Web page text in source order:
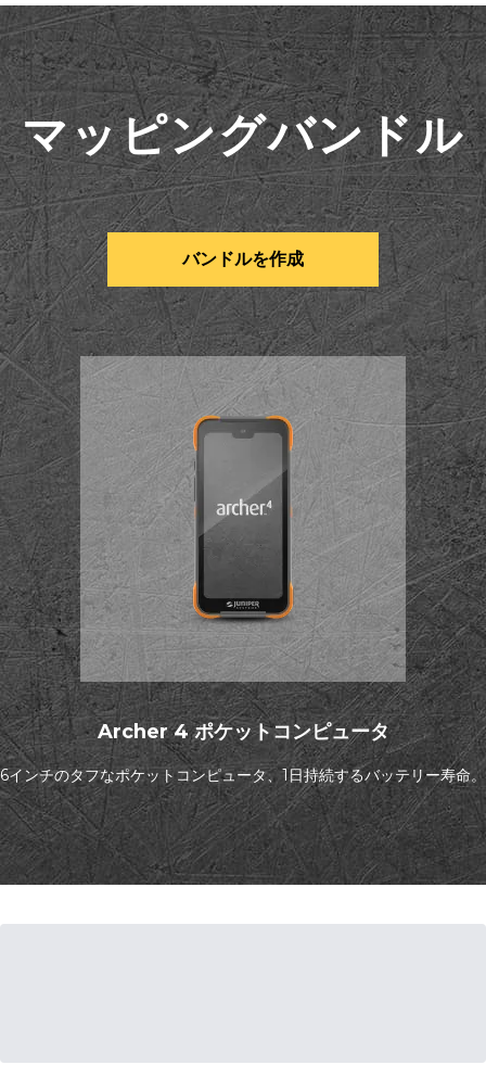
マッピングバンドル
バンドルを作成
Archer 4 ポケットコンピュータ
6インチのタフなポケットコンピュータ、1日持続するバッテリー寿命。